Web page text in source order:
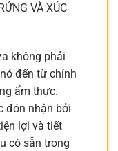
VÀ XÚC
không phải
đến từ chính
ẩm thực.
đón nhận bởi
lợi và tiết
có sẵn trong